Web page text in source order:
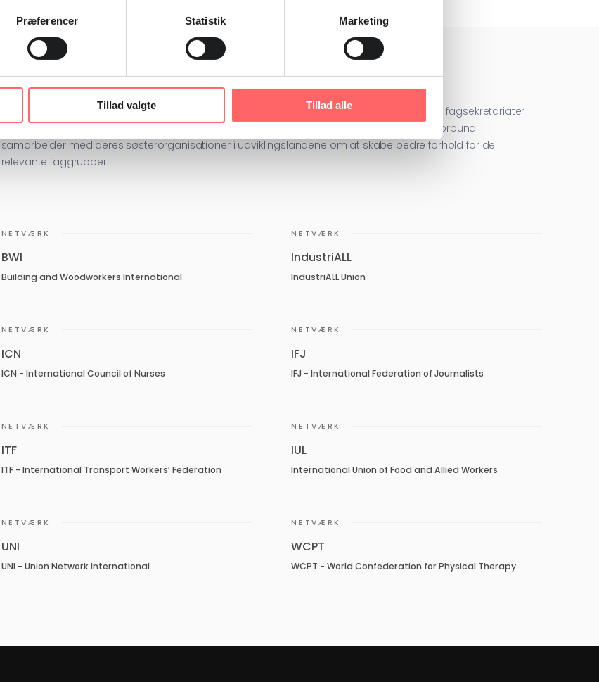
Præferencer Statistik Marketing
Tillad valgte Tillad alle
Danske fagforbund under Fagbevægelsens Hovedorganisation, FH, indgår i internationale fagsekretariater
med deres søsterorganisationer fra andre lande. Vi støtter projekter, hvor de danske fagforbund
samarbejder med deres søsterorganisationer i udviklingslandene om at skabe bedre forhold for de
relevante faggrupper.
NETVÆRK
BWI
Building and Woodworkers International
NETVÆRK
IndustriALL
IndustriALL Union
NETVÆRK
ICN
ICN - International Council of Nurses
NETVÆRK
IFJ
IFJ - International Federation of Journalists
NETVÆRK
ITF
ITF - International Transport Workers’ Federation
NETVÆRK
IUL
International Union of Food and Allied Workers
NETVÆRK
UNI
UNI - Union Network International
NETVÆRK
WCPT
WCPT - World Confederation for Physical Therapy